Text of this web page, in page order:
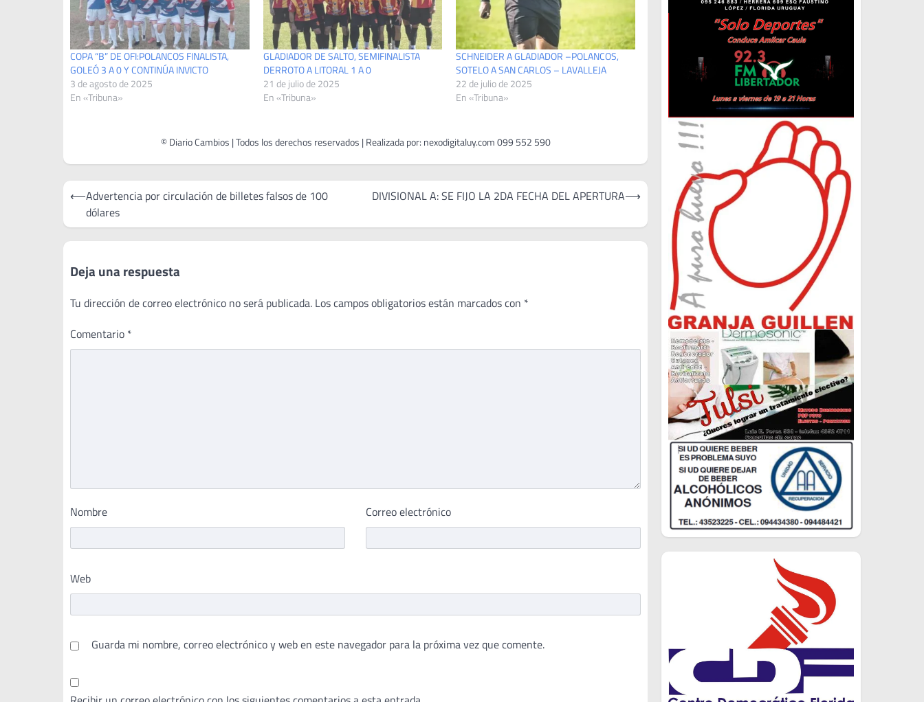
COPA “B” DE OFI:POLANCOS FINALISTA,
GOLEÓ 3 A 0 Y CONTINÚA INVICTO
3 de agosto de 2025
En «Tribuna»
GLADIADOR DE SALTO, SEMIFINALISTA
DERROTO A LITORAL 1 A 0
21 de julio de 2025
En «Tribuna»
SCHNEIDER A GLADIADOR –POLANCOS,
SOTELO A SAN CARLOS – LAVALLEJA
22 de julio de 2025
En «Tribuna»
Navegación
entradas
⟵Advertencia por circulación de billetes falsos de 100
dólares
DIVISIONAL A: SE FIJO LA 2DA FECHA DEL APERTURA⟶
Deja una respuesta
Tu dirección de correo electrónico no será publicada. Los campos obligatorios están marcados con *
Comentario *
Nombre Correo electrónico
Web
Guarda mi nombre, correo electrónico y web en este navegador para la próxima vez que comente.